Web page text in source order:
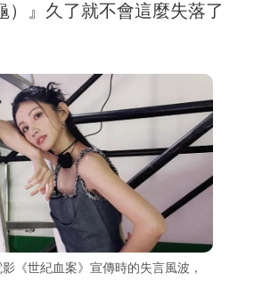
）』久了就不會這麼失落了
《世紀血案》宣傳時的失言風波，